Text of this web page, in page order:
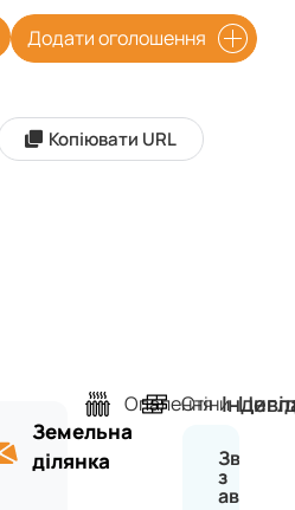
Додати оголошення
Копіювати URL
Земельна
ділянка
Опалення
Стіни
з